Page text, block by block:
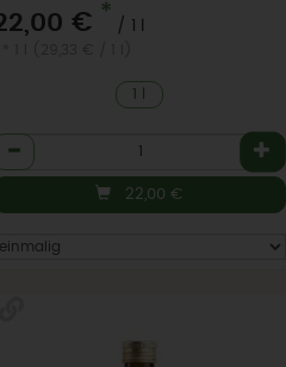
€ *
/ 1 l
1 l
22,00 €